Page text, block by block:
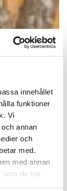
innehållet
funktioner
Vi
annan
och
med.
med annan
som de har